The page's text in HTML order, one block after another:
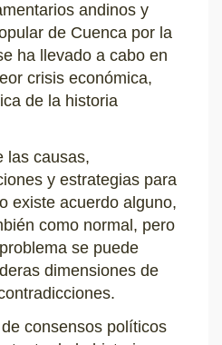
andinos y
de Cuenca por la
ha llevado a cabo en
crisis económica,
de la historia
las causas,
y estrategias para
existe acuerdo alguno,
como normal, pero
se puede
dimensiones de
consensos políticos